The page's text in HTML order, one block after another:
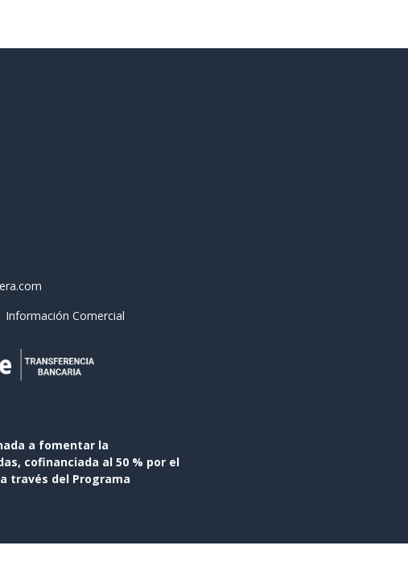
Información Comercial
a fomentar la
cofinanciada al 50 % por el
través del Programa